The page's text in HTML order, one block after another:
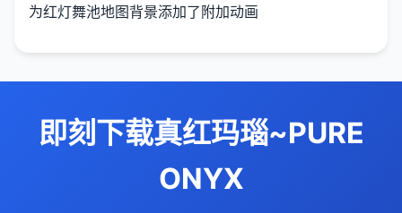
为红灯舞池地图背景添加了附加动画
即刻下载真红玛瑙~PURE
ONYX